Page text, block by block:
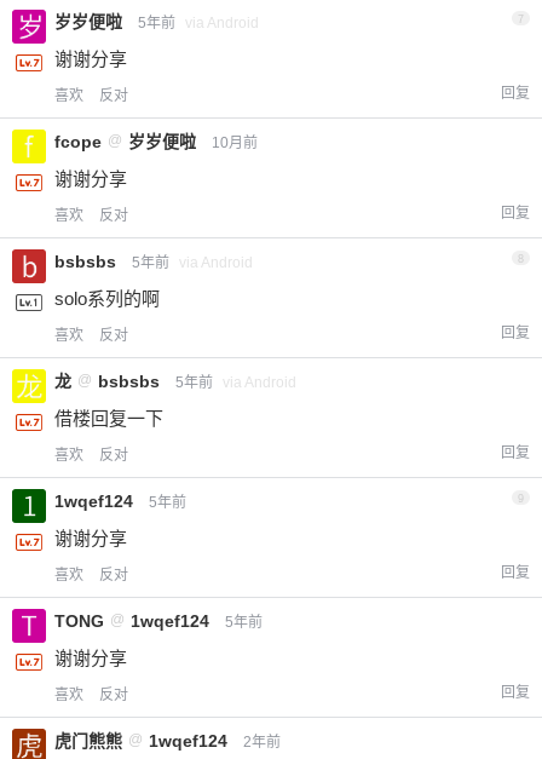
岁岁便啦 5年前 via Android 7
谢谢分享
喜欢 反对 回复
fcope @ 岁岁便啦 10月前
谢谢分享
喜欢 反对 回复
bsbsbs 5年前 via Android
solo系列的啊
喜欢 反对 回复
龙 @ bsbsbs 5年前 via Android
借楼回复一下
喜欢 反对 回复
1wqef124 5年前 9
谢谢分享
喜欢 反对 回复
TONG @ 1wqef124 5年前
谢谢分享
喜欢 反对 回复
虎门熊熊 @ 1wqef124 2年前